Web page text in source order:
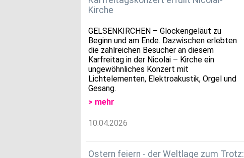
Kirche
GELSENKIRCHEN – Glockengeläut zu
Beginn und am Ende. Dazwischen erlebten
die zahlreichen Besucher an diesem
Karfreitag in der Nicolai – Kirche ein
ungewöhnliches Konzert mit
Lichtelementen, Elektroakustik, Orgel und
Gesang.
> mehr
10.04.2026
Ostern feiern - der Weltlage zum Trotz: